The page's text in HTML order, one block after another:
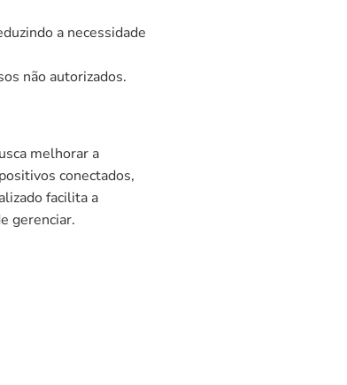
a necessidade
não autorizados.
melhorar a
conectados,
facilita a
gerenciar.